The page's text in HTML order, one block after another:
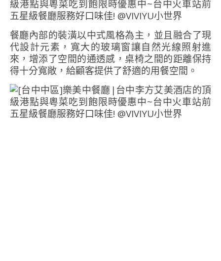
餐廳內部的裝潢以中式風格為主，並且融合了現
代設計元素，寬大的玻璃窗讓自然光線照射進
來，增添了空間的通透感，桌椅之間的距離保持
得十分寬敞，給顧客提供了舒適的用餐空間。